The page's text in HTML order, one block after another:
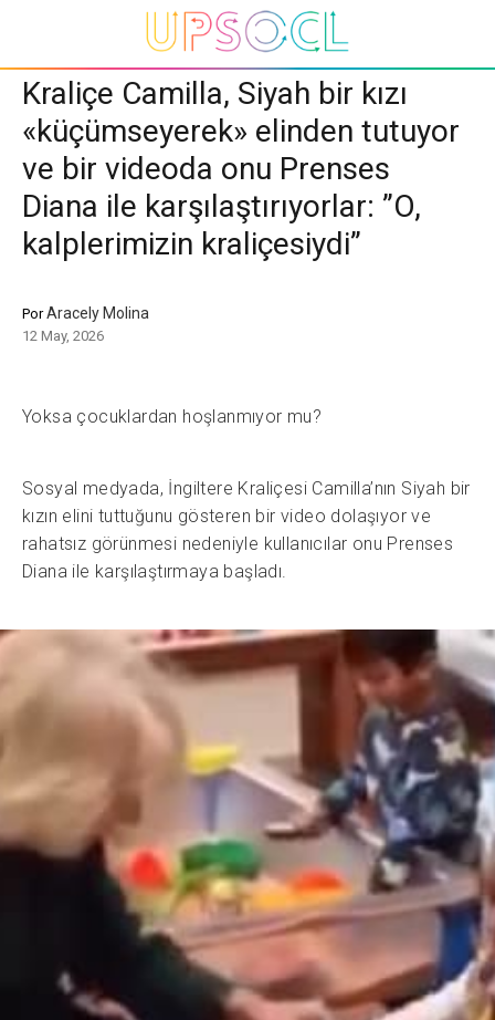
Kraliçe Camilla, Siyah bir kızı
«küçümseyerek» elinden tutuyor
ve bir videoda onu Prenses
Diana ile karşılaştırıyorlar: ”O,
kalplerimizin kraliçesiydi”
PorAracely Molina
12 May, 2026
Yoksa çocuklardan hoşlanmıyor mu?
Sosyal medyada, İngiltere Kraliçesi Camilla’nın Siyah bir
kızın elini tuttuğunu gösteren bir video dolaşıyor ve
rahatsız görünmesi nedeniyle kullanıcılar onu Prenses
Diana ile karşılaştırmaya başladı.